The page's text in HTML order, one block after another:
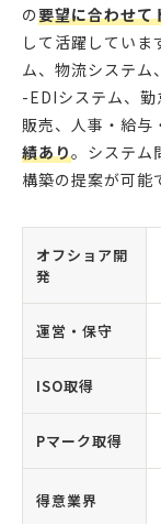
の要望に合わせて
して活躍していま
ム、物流システム
-EDIシステム、勤
販売、人事・給与
績あり。システム
構築の提案が可能
オフショア開
発
運営・保守
ISO取得
Pマーク取得
得意業界